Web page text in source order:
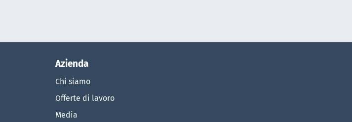
Azienda
Chi siamo
Offerte di lavoro
Media